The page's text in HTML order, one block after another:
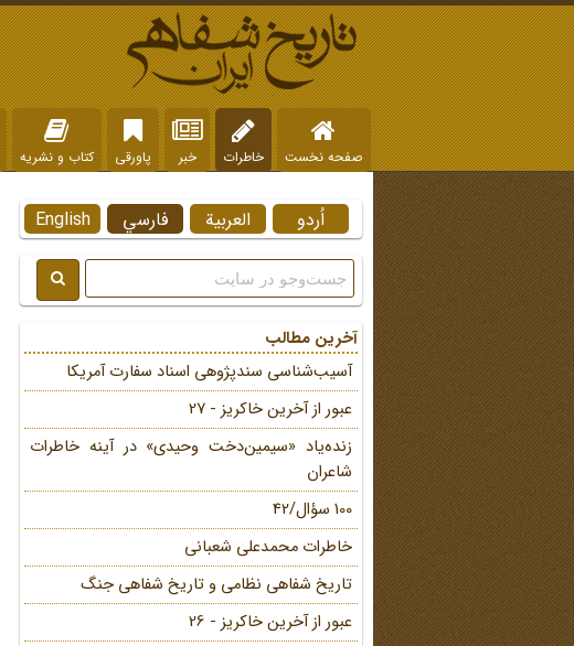
صفحه نخست خاطرات خبر پاورقی کتاب و نشریه
English فارسي العربية اُردو
آخرین مطالب
آسیب‌شناسی سندپژوهی اسناد سفارت آمریکا
عبور از آخرین خاکریز - 27
زنده‌یاد «سیمین‌دخت وحیدی» در آینه خاطرات
شاعران
100 سؤال/42
خاطرات محمد‌علی شعبانی
تاریخ شفاهی نظامی و تاریخ شفاهی جنگ
عبور از آخرین خاکریز - 26